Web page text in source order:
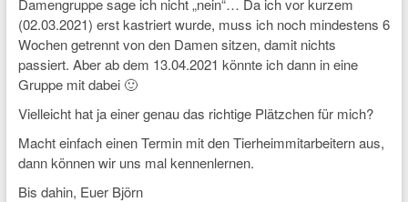
Damengruppe sage ich nicht „nein“… Da ich vor kurzem
(02.03.2021) erst kastriert wurde, muss ich noch mindestens 6
Wochen getrennt von den Damen sitzen, damit nichts
passiert. Aber ab dem 13.04.2021 könnte ich dann in eine
Gruppe mit dabei 🙂
Vielleicht hat ja einer genau das richtige Plätzchen für mich?
Macht einfach einen Termin mit den Tierheimmitarbeitern aus,
dann können wir uns mal kennenlernen.
Bis dahin, Euer Björn